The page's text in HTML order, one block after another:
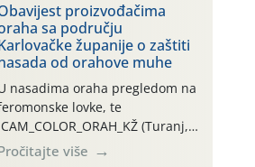
o početku leta i
potrebi usmjerenog
orahove muhe
completa)! Već
dana traje drugi
“toplinski udar”, koji
naročito izražen zadnja šest
(31.7.-05.8.), jer najviše
zraka svakodnevno
proizvođačima
sa području
županije o zaštiti
od orahove muhe
nasadima oraha pregledom na
lovke, te
CAM_COLOR_ORAH_KŽ (Turanj,
zabilježena je mala
više